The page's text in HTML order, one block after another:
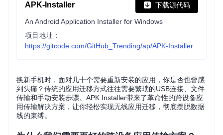
APK-Installer 下载源代码
An Android Application Installer for Windows
项目地址：
https://gitcode.com/GitHub_Trending/ap/APK-Installer
换新手机时，面对几十个需要重新安装的应用，你是否也曾感
到头痛？传统的应用迁移方式往往需要繁琐的USB连接、文件
传输和手动安装步骤。APK Installer带来了革命性的跨设备应
用传输解决方案，让你轻松实现无线应用迁移，彻底摆脱数据
线的束缚。